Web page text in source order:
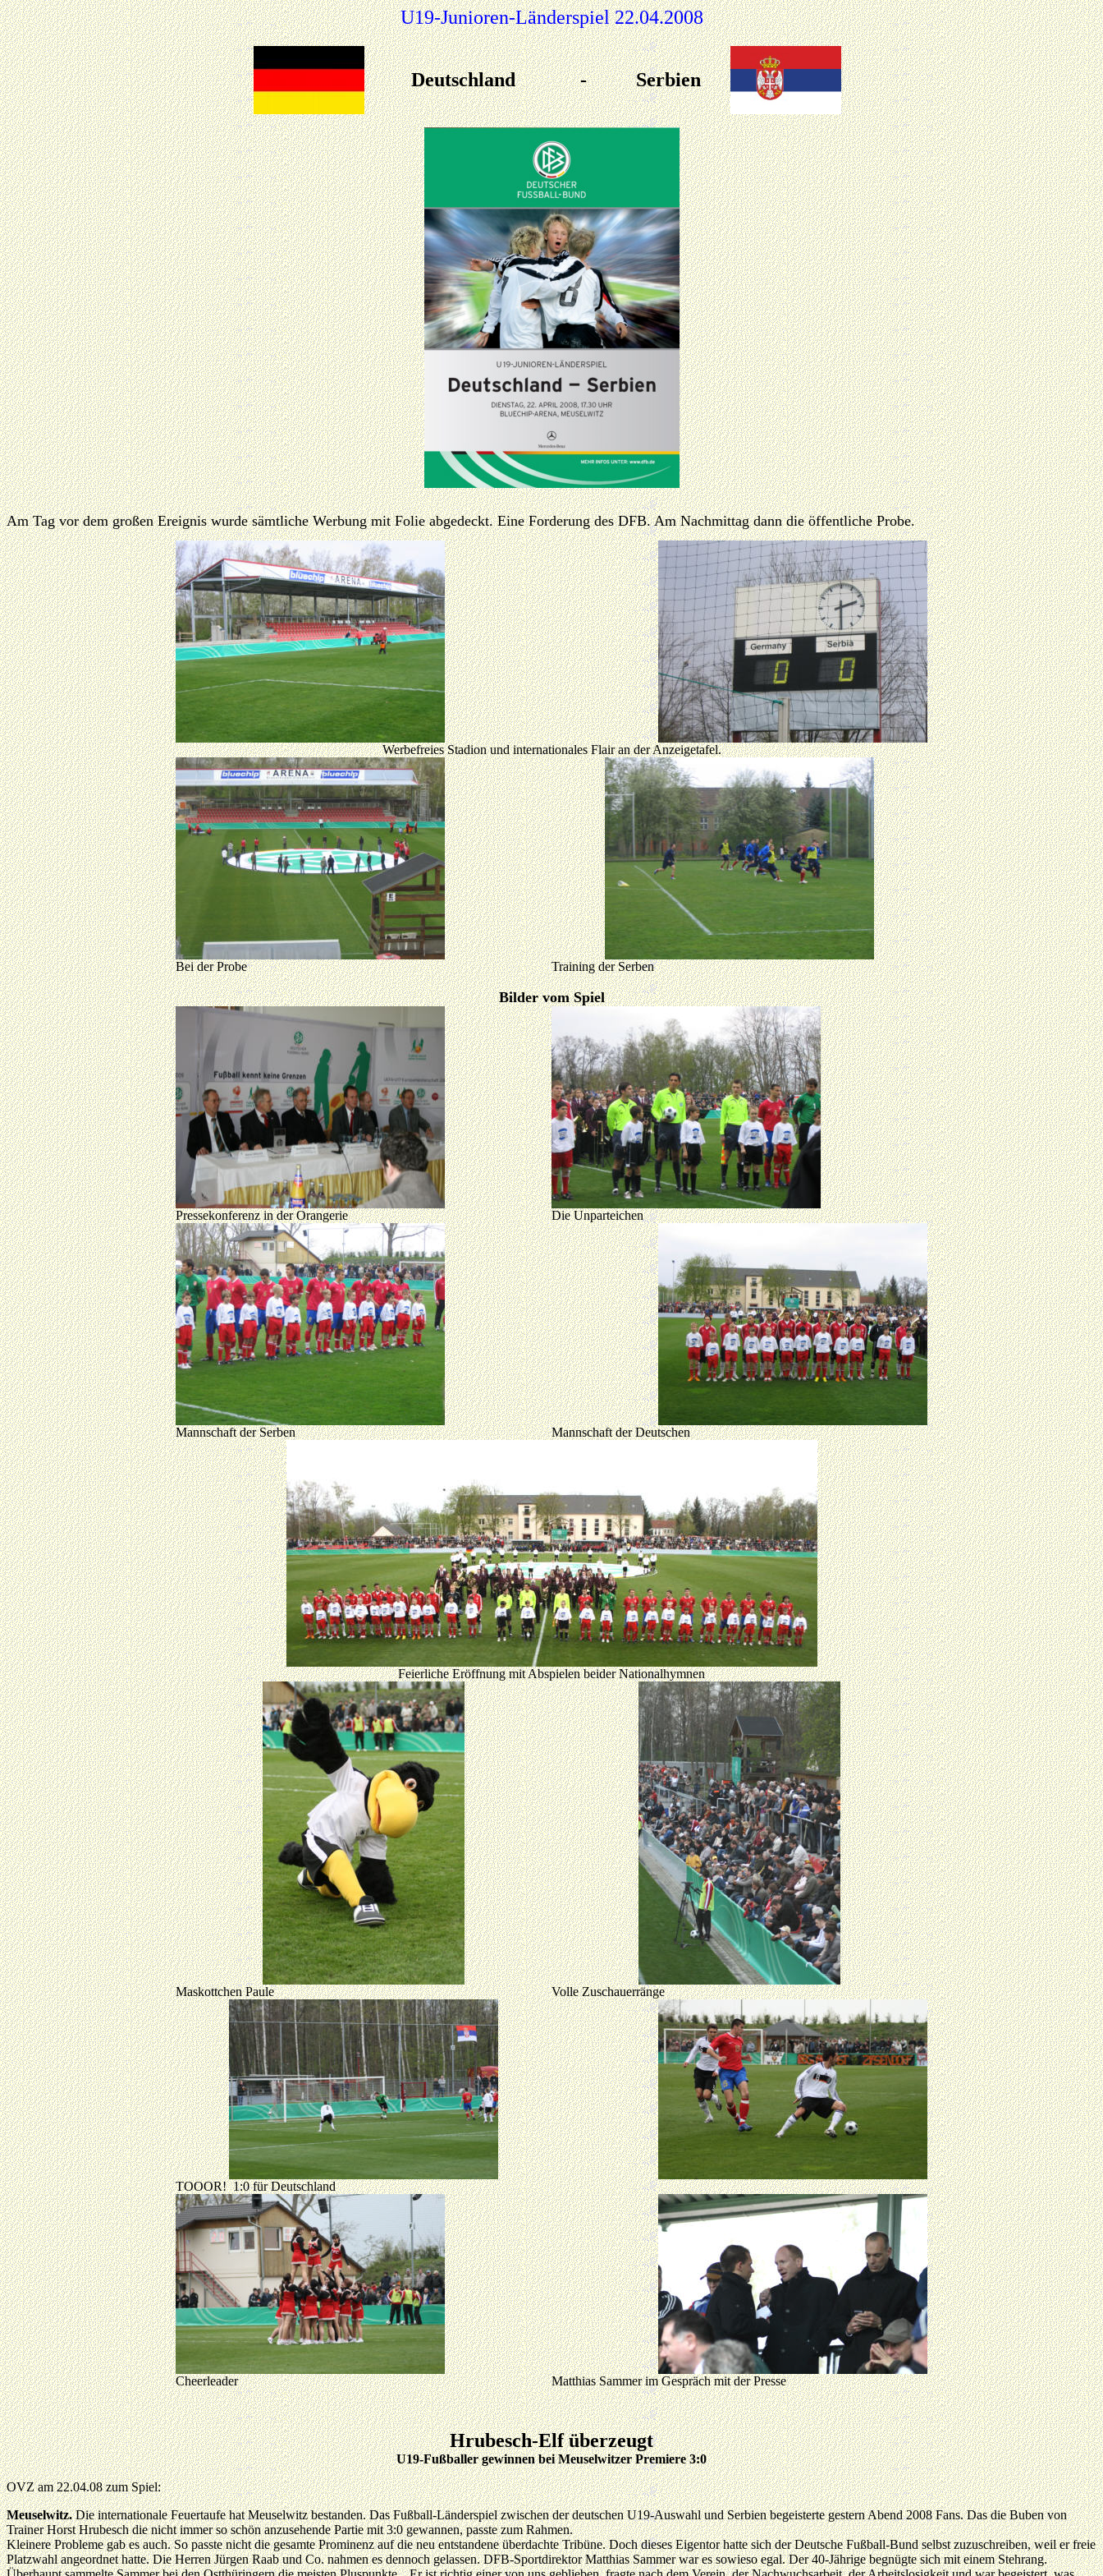
U19-Junioren-Länderspiel 22.04.2008
Deutschland - Serbien
Am Tag vor dem großen Ereignis wurde sämtliche Werbung mit Folie abgedeckt. Eine Forderung des DFB. Am Nachmittag dann die öffentliche Probe.
Werbefreies Stadion und internationales Flair an der Anzeigetafel.
Bei der Probe Training der Serben
Bilder vom Spiel
Pressekonferenz in der Orangerie Die Unparteichen
Mannschaft der Serben Mannschaft der Deutschen
Feierliche Eröffnung mit Abspielen beider Nationalhymnen
Maskottchen Paule Volle Zuschauerränge
TOOOR! 1:0 für Deutschland
Cheerleader Matthias Sammer im Gespräch mit der Presse
Hrubesch-Elf überzeugt
U19-Fußballer gewinnen bei Meuselwitzer Premiere 3:0
OVZ am 22.04.08 zum Spiel:
Meuselwitz.Die internationale Feuertaufe hat Meuselwitz bestanden. Das Fußball-Länderspiel zwischen der deutschen U19-Auswahl und Serbien begeisterte gestern Abend 2008 Fans. Das die Buben von
Trainer Horst Hrubesch die nicht immer so schön anzusehende Partie mit 3:0 gewannen, passte zum Rahmen.
Kleinere Probleme gab es auch. So passte nicht die gesamte Prominenz auf die neu entstandene überdachte Tribüne. Doch dieses Eigentor hatte sich der Deutsche Fußball-Bund selbst zuzuschreiben, weil er freie
Platzwahl angeordnet hatte. Die Herren Jürgen Raab und Co. nahmen es dennoch gelassen. DFB-Sportdirektor Matthias Sammer war es sowieso egal. Der 40-Jährige begnügte sich mit einem Stehrang.